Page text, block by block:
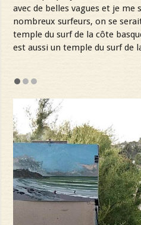
avec de belles vagues et je me
nombreux surfeurs, on se
temple du surf de la côte
est aussi un temple du surf